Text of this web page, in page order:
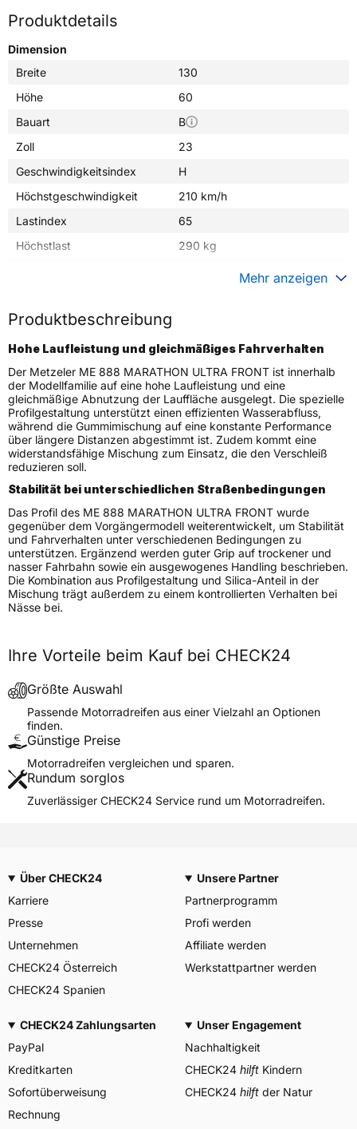
Produktdetails
Dimension
Breite
130
Höhe
60
Bauart
B
Zoll
23
Geschwindigkeitsindex
H
Höchstgeschwindigkeit
210 km/h
Lastindex
65
Höchstlast
290 kg
Fahrzeugtyp
Verwendung
Sommerreifen
Modellname
ME 888 MARATHON ULTRA
FRONT
Reifenposition
Front
Motorradtyp
Cruiser
Weitere Eigenschaften
Schlauchtyp
TL
Zustand
Neureifen
M+S
Nein
Motorrad Kennzeichnung
M/C
3PMSF / Alpine-Symbol
Nein
Herstellerkontakt
Piero e Alberto Pirelli 25
m
Mehr anzeigen
Produktbeschreibung
Hohe Laufleistung und gleichmäßiges Fahrverhalten
Der Metzeler ME 888 MARATHON ULTRA FRONT ist innerhalb
der Modellfamilie auf eine hohe Laufleistung und eine
gleichmäßige Abnutzung der Lauffläche ausgelegt. Die spezielle
Profilgestaltung unterstützt einen effizienten Wasserabfluss,
während die Gummimischung auf eine konstante Performance
über längere Distanzen abgestimmt ist. Zudem kommt eine
widerstandsfähige Mischung zum Einsatz, die den Verschleiß
reduzieren soll.
Stabilität bei unterschiedlichen Straßenbedingungen
Das Profil des ME 888 MARATHON ULTRA FRONT wurde
gegenüber dem Vorgängermodell weiterentwickelt, um Stabilität
und Fahrverhalten unter verschiedenen Bedingungen zu
unterstützen. Ergänzend werden guter Grip auf trockener und
nasser Fahrbahn sowie ein ausgewogenes Handling beschrieben.
Die Kombination aus Profilgestaltung und Silica-Anteil in der
Mischung trägt außerdem zu einem kontrollierten Verhalten bei
Nässe bei.
Ihre Vorteile beim Kauf bei CHECK24
Größte Auswahl
Passende Motorradreifen aus einer Vielzahl an Optionen
finden.
Günstige Preise
Motorradreifen vergleichen und sparen.
Rundum sorglos
Zuverlässiger CHECK24 Service rund um Motorradreifen.
Über CHECK24
Karriere
Presse
Unternehmen
CHECK24 Österreich
CHECK24 Spanien
Unsere Partner
Partnerprogramm
Profi werden
Affiliate werden
Werkstattpartner werden
CHECK24 Zahlungsarten
PayPal
Kreditkarten
Sofortüberweisung
Rechnung
Unser Engagement
Nachhaltigkeit
CHECK24 hilft Kindern
CHECK24 hilft der Natur